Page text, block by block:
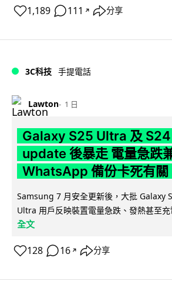
1,189 111 ↗ 分享
3C科技 手提電話
Lawton 1 日
Galaxy S25 Ultra 及
update 後暴走 電量急跌
WhatsApp 備份卡死有關
Samsung 7 月安全更新後，大批 Galaxy
Ultra 用戶反映裝置電量急跌、發熱甚至
全文
128 16 ↗ 分享